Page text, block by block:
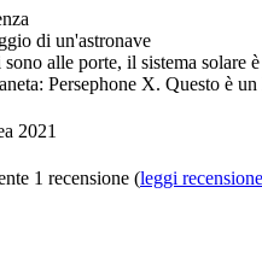
di un'astronave
alle porte, il sistema solare
Persephone X. Questo è
2021
1 recensione (leggi recensione